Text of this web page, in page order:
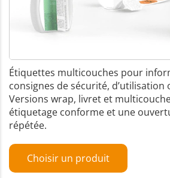
Étiquettes multicouches pour
consignes de sécurité, d’utilisation
Versions wrap, livret et
étiquetage conforme et une
répétée.
Choisir un produit